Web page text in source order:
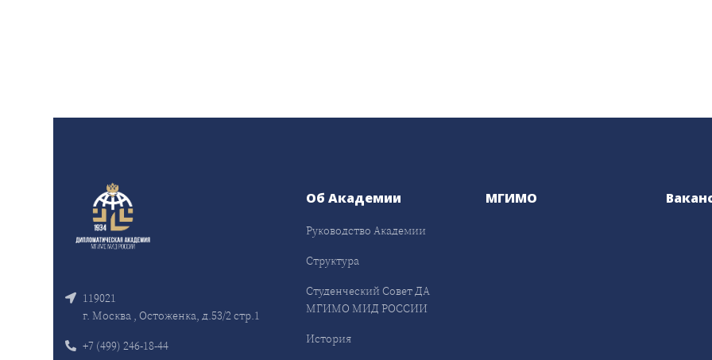
119021
г. Москва , Остоженка, д.53/2 стр.1
+7 (499) 246-18-44
Об Академии
Руководство Академии
Структура
Студенческий Совет ДА
МГИМО МИД РОССИИ
История
МГИМО